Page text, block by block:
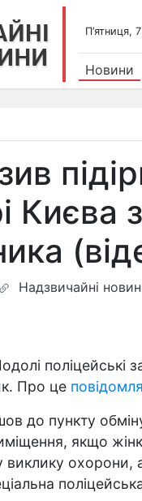
П’ятниця,
Новини
Києва
Надзвичайні
поліцейські
Про це
до пункту
якщо
виклику охорони,